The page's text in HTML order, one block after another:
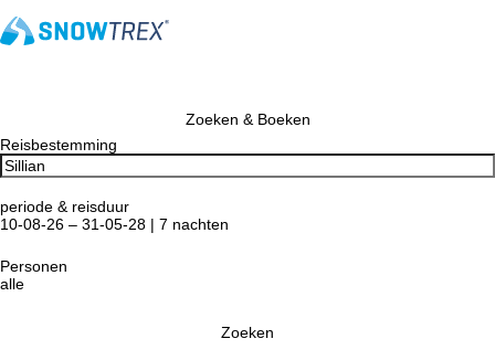
Zoeken & Boeken
Reisbestemming
periode & reisduur
10-08-26 – 31-05-28 | 7 nachten
Personen
alle
Zoeken